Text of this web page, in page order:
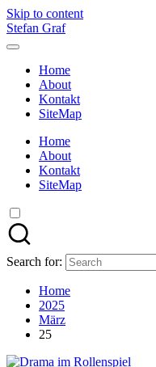
Skip to content
Stefan Graf
Home
About
Kontakt
SiteMap
Home
About
Kontakt
SiteMap
Search for:
Home
2025
März
25